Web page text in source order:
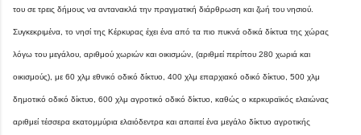
του σε τρεις δήμους να αντανακλά την πραγματική διάρθρωση και ζωή του νησιού.
Συγκεκριμένα, το νησί της Κέρκυρας έχει ένα από τα πιο πυκνά οδικά δίκτυα της χώρας
λόγω του μεγάλου, αριθμού χωριών και οικισμών, (αριθμεί περίπου 280 χωριά και
οικισμούς), με 60 χλμ εθνικό οδικό δίκτυο, 400 χλμ επαρχιακό οδικό δίκτυο, 500 χλμ
δημοτικό οδικό δίκτυο, 600 χλμ αγροτικό οδικό δίκτυο, καθώς ο κερκυραϊκός ελαιώνας
αριθμεί τέσσερα εκατομμύρια ελαιόδεντρα και απαιτεί ένα μεγάλο δίκτυο αγροτικής